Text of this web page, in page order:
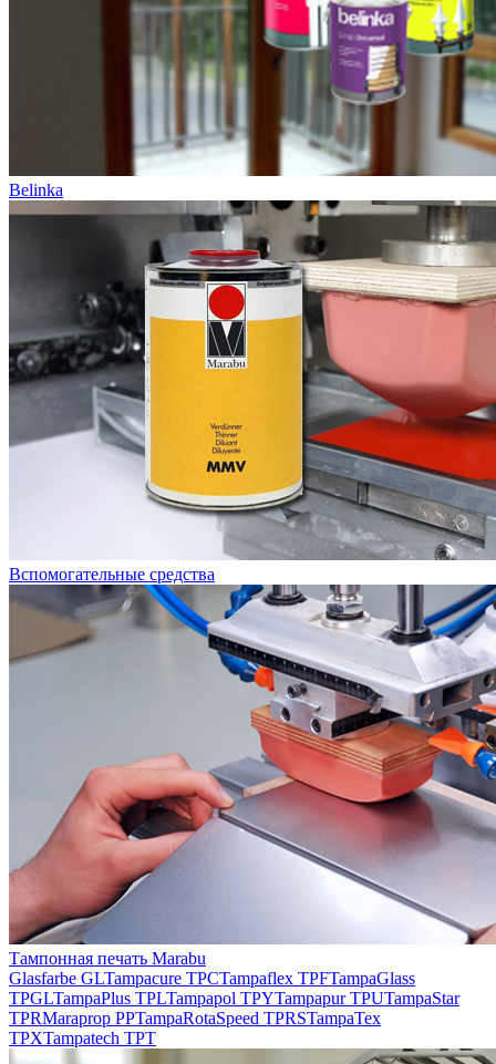
Belinka
Вспомогательные средства
Тампонная печать Marabu
Glasfarbe GLTampacure TPCTampaflex TPFTampaGlass
TPGLTampaPlus TPLTampapol TPYTampapur TPUTampaStar
TPRMaraprop PPTampaRotaSpeed TPRSTampaTex
TPXTampatech TPT